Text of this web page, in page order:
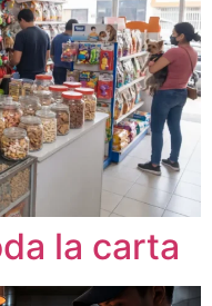
la carta